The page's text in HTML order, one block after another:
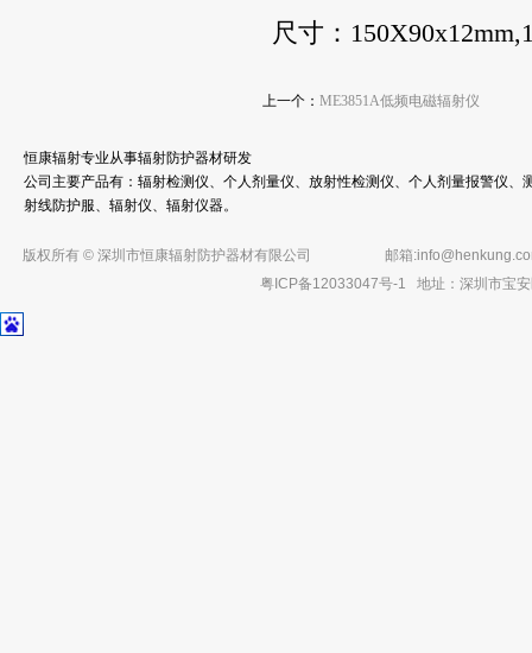
尺寸：
上一个： ME3851A低频电磁辐射仪
恒康辐射专业从事辐射防护器材研发
公司主要产品有：辐射检测仪、个人剂量仪、放射性检测仪、个人剂量报警仪
射线防护服、辐射仪、辐射仪器。
版权所有 © 深圳市恒康辐射防护器材有限公司 邮箱:
粤ICP备12033047号-1 地址：深圳市宝